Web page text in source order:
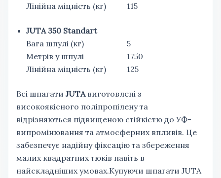
Лінійна міцність (кг)
115
JUTA 350 Standart
Вага шпулі (кг)
5
Метрів у шпулі
1750
Лінійна міцність (кг)
125
Всі шпагати JUTAвиготовлені з
високоякісного поліпропілену та
відрізняються підвищеною стійкістю до УФ-
випромінювання та атмосферних впливів. Це
забезпечує надійну фіксацію та збереження
малих квадратних тюків навіть в
найскладніших умовах.Купуючи шпагати JUTA